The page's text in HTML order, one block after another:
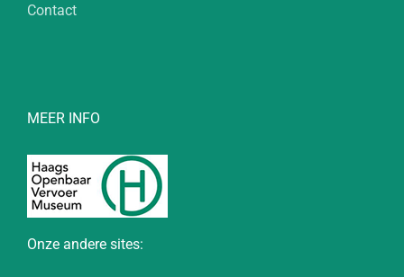
Contact
MEER INFO
Onze andere sites: